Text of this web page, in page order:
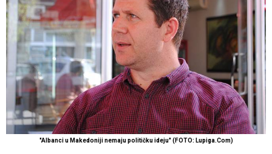
"Albanci u Makedoniji nemaju političku ideju" (FOTO: Lupiga.Com)